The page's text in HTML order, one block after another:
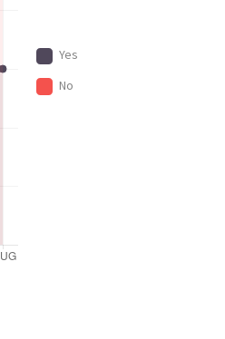
Yes
No